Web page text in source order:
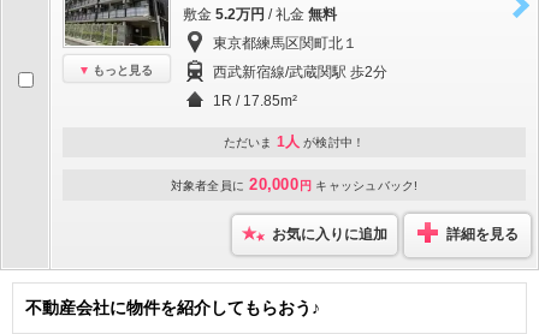
もっと見る
敷金 5.2万円 / 礼金 無料
東京都練馬区関町北１
西武新宿線/武蔵関駅 歩2分
1R / 17.85m²
ただいま 1人 が検討中！
対象者全員に 20,000 円 キャッシュバック!
お気に入りに追加 詳細を見る
不動産会社に物件を紹介してもらおう♪